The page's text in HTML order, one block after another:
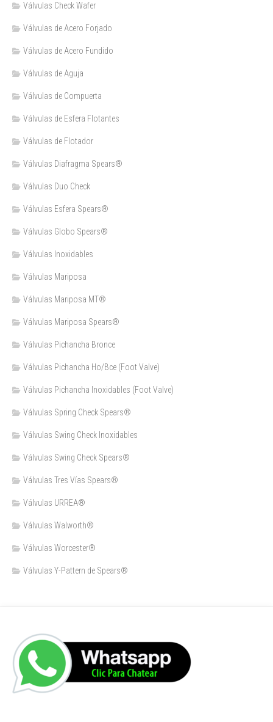
Válvulas Check Wafer
Válvulas de Acero Forjado
Válvulas de Acero Fundido
Válvulas de Aguja
Válvulas de Compuerta
Válvulas de Esfera Flotantes
Válvulas de Flotador
Válvulas Diafragma Spears®️
Válvulas Duo Check
Válvulas Esfera Spears®
Válvulas Globo Spears®
Válvulas Inoxidables
Válvulas Mariposa
Válvulas Mariposa MT®
Válvulas Mariposa Spears®
Válvulas Pichancha Bronce
Válvulas Pichancha Ho/Bce (Foot Valve)
Válvulas Pichancha Inoxidables (Foot Valve)
Válvulas Spring Check Spears®
Válvulas Swing Check Inoxidables
Válvulas Swing Check Spears®
Válvulas Tres Vías Spears®
Válvulas URREA®
Válvulas Walworth®
Válvulas Worcester®
Válvulas Y-Pattern de Spears®️